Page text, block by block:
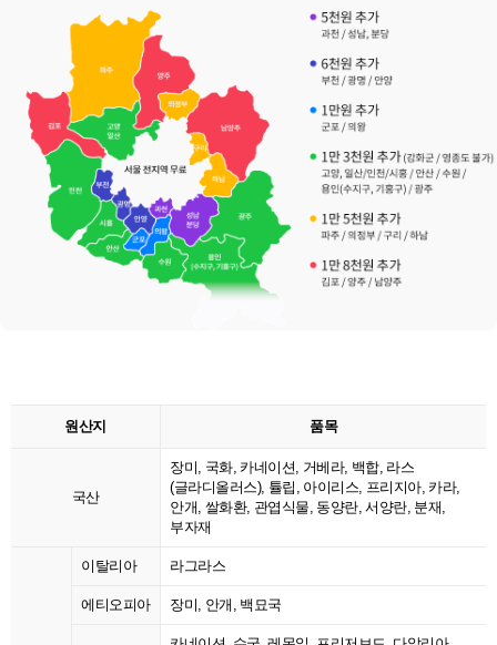
원산지 품목
국산
장미, 국화, 카네이션, 거베라, 백합, 라스
(글라디올러스), 튤립, 아이리스, 프리지아, 카라,
안개, 쌀화환, 관엽식물, 동양란, 서양란, 분재,
부자재
이탈리아 라그라스
에티오피아 장미, 안개, 백묘국